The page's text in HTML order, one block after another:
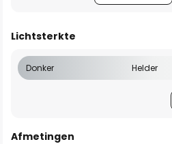
Lichtsterkte
Donker Helder
Afmetingen